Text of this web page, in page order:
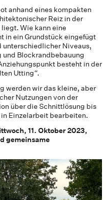
anhand eines kompakten
Reiz in der
Wie kann eine
in ein Grundstück eingefügt
unterschiedlicher Niveaus,
und Blockrandbebauung
besteht in der
Utting“.
werden wir das kleine, aber
Nutzungen von der
über die Schnittlösung bis
Einzelarbeit bearbeiten.
11. Oktober 2023,
gemeinsame